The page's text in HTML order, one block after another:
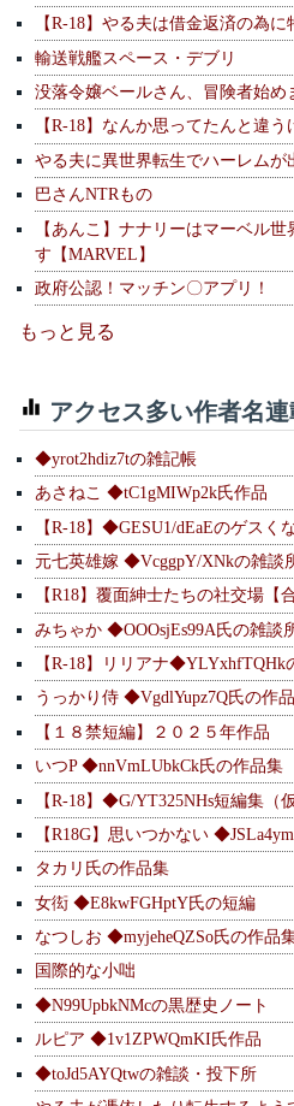
【R-18】やる夫は借金返済の為
輸送戦艦スペース・デブリ
没落令嬢ベールさん、冒険者始め
【R-18】なんか思ってたんと違う
やる夫に異世界転生でハーレムが
巴さんNTRもの
【あんこ】ナナリーはマーベル
す【MARVEL】
政府公認！マッチン〇アプリ！
もっと見る
アクセス多い作者名
◆yrot2hdiz7tの雑記帳
あさねこ ◆tC1gMIWp2k氏作品
【R-18】◆GESU1/dEaEのゲスく
元七英雄嫁 ◆VcggpY/XNkの雑談
【R18】覆面紳士たちの社交場【
みちゃか ◆OOOsjEs99A氏の雑談
【R-18】リリアナ◆YLYxhfTQHk
うっかり侍 ◆VgdlYupz7Q氏の作
【１８禁短編】２０２５年作品
いつP ◆nnVmLUbkCk氏の作品集
【R-18】◆G/YT325NHs短編集（
【R18G】思いつかない
タカリ氏の作品集
女衒 ◆E8kwFGHptY氏の短編
なつしお ◆myjeheQZSo氏の作品
国際的な小咄
◆N99UpbkNMcの黒歴史ノート
ルピア ◆1v1ZPWQmKI氏作品
◆toJd5AYQtwの雑談・投下所